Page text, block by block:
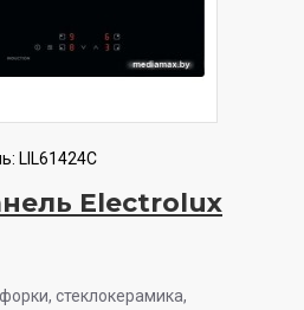
LIL61424C
Electrolux
cтеклокерамика,